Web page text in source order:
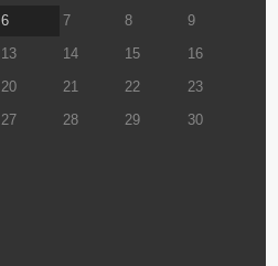
6 7 8
9
13 14 15
16
20 21 22
23
27 28 29
30